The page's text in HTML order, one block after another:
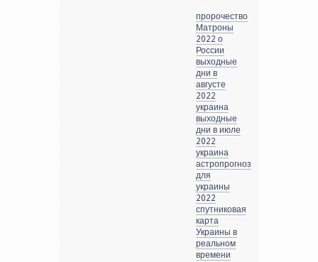
пророчество
Матроны
2022 о
России
выходные
дни в
августе
2022
украина
выходные
дни в июле
2022
украина
астропрогноз
для
украины
2022
спутниковая
карта
Украины в
реальном
времени